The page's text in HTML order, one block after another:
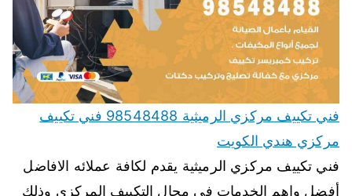
فني تكييف مركزي الرميثية 98548488 فني تكييف
مركزي هندي الكويت
فني تكييف مركزي الرميثية يقدم لكافة عملائه الافاضل
أفضل واهم الخدمات في مجال التكييف المركزي وذلك